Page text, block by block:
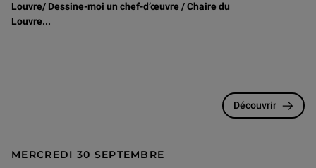
Louvre/ Dessine-moi un chef-d’œuvre / Chaire du
Louvre...
Découvrir
MERCREDI 30 SEPTEMBRE